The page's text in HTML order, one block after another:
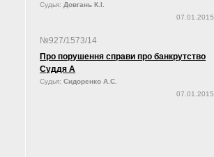
Судья: Довгань К.І.
07.01.2015
№927/1573/14
Про порушення справи про банкрутство
Суддя А
Судья:Сидоренко А.С.
07.01.2015